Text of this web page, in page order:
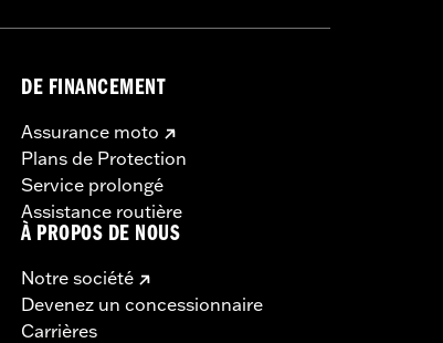
DE FINANCEMENT
Assurance moto
Plans de Protection
Service prolongé
Assistance routière
À PROPOS DE NOUS
Notre société
Devenez un concessionnaire
Carrières